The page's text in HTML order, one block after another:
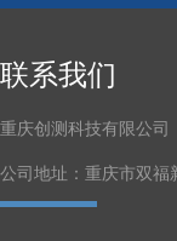
联系我们
重庆创测科技有限公司
公司地址：重庆市双